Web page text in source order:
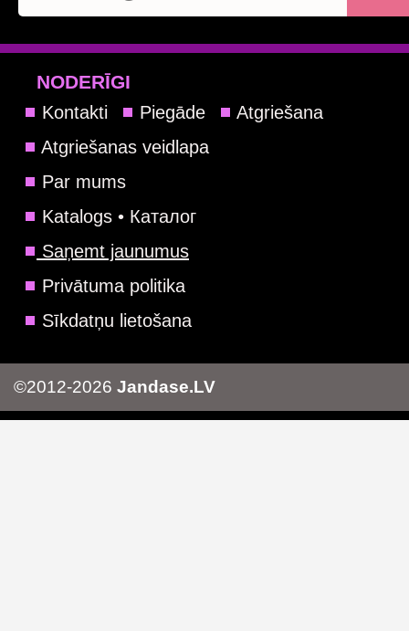
NODERĪGI
Kontakti Piegāde
Atgriešana
Atgriešanas veidlapa
Par mums
Katalogs • Каталог
Saņemt jaunumus
Privātuma politika
Sīkdatņu lietošana
©2012-2026 Jandase.LV